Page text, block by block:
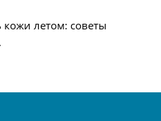
кожи летом: советы